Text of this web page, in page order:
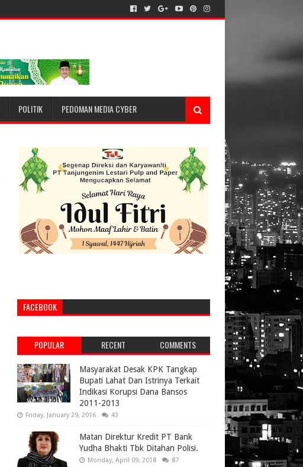
POLITIK PEDOMAN MEDIA CYBER
FACEBOOK
POPULAR RECENT COMMENTS
Masyarakat Desak KPK Tangkap
Bupati Lahat Dan Istrinya Terkait
Indikasi Korupsi Dana Bansos
2011-2013
Friday, January 29, 2016 43
Matan Direktur Kredit PT Bank
Yudha Bhakti Tbk Ditahan Polisi.
Monday, April 09, 2018 87